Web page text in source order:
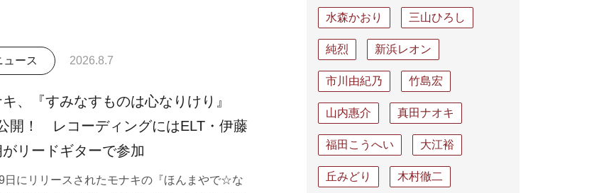
ュース 2026.8.7
、『すみなすものは心なりけり』
開！ レコーディングにはELT・伊藤
がリードギターで参加
日にリリースされたモナキの『ほんまやで☆な
水森かおり 三山ひろし
純烈 新浜レオン
市川由紀乃 竹島宏
山内惠介 真田ナオキ
福田こうへい 大江裕
丘みどり 木村徹二